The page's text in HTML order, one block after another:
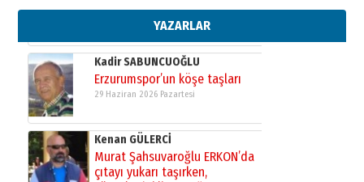
YAZARLAR
Kadir SABUNCUOĞLU
Erzurumspor’un köşe taşları
29 Haziran 2026 Pazartesi
Kenan GÜLERCİ
Murat Şahsuvaroğlu ERKON’da
çıtayı yukarı taşırken,
yönetimdekiler aşağı